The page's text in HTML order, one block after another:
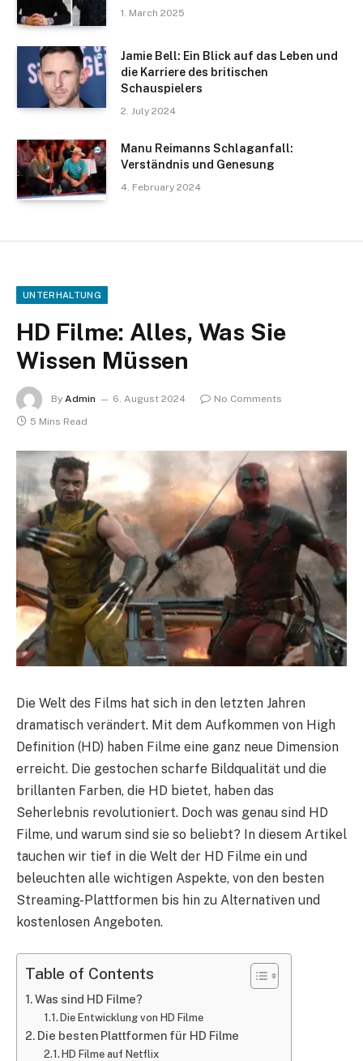
1. March 2025
Jamie Bell: Ein Blick auf das Leben und
die Karriere des britischen
Schauspielers
2. July 2024
Manu Reimanns Schlaganfall:
Verständnis und Genesung
4. February 2024
UNTERHALTUNG
HD Filme: Alles, Was Sie
Wissen Müssen
By Admin 6. August 2024
No Comments
5 Mins Read
Die Welt des Films hat sich in den letzten Jahren
dramatisch verändert. Mit dem Aufkommen von High
Definition (HD) haben Filme eine ganz neue Dimension
erreicht. Die gestochen scharfe Bildqualität und die
brillanten Farben, die HD bietet, haben das
Seherlebnis revolutioniert. Doch was genau sind HD
Filme, und warum sind sie so beliebt? In diesem Artikel
tauchen wir tief in die Welt der HD Filme ein und
beleuchten alle wichtigen Aspekte, von den besten
Streaming-Plattformen bis hin zu Alternativen und
kostenlosen Angeboten.
Table of Contents
Was sind HD Filme?
Die Entwicklung von HD Filme
Die besten Plattformen für HD Filme
HD Filme auf Netflix